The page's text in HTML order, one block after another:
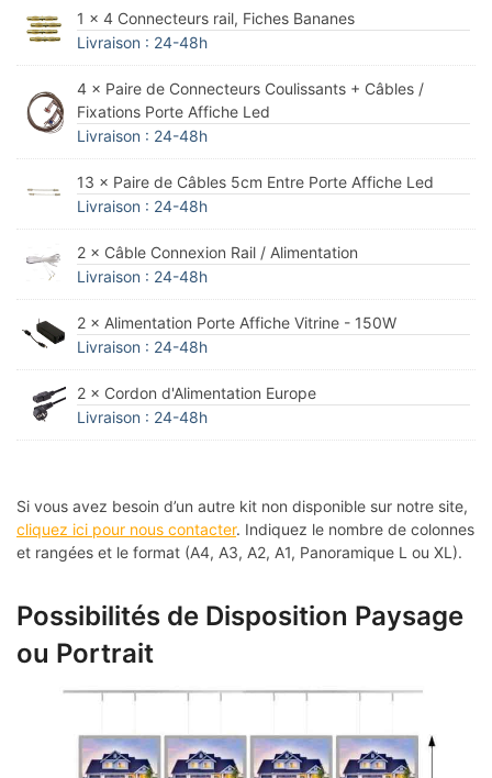
1 × 4 Connecteurs rail, Fiches Bananes
Livraison : 24-48h
4 × Paire de Connecteurs Coulissants + Câbles /
Fixations Porte Affiche Led
Livraison : 24-48h
13 × Paire de Câbles 5cm Entre Porte Affiche Led
Livraison : 24-48h
2 × Câble Connexion Rail / Alimentation
Livraison : 24-48h
2 × Alimentation Porte Affiche Vitrine - 150W
Livraison : 24-48h
2 × Cordon d'Alimentation Europe
Livraison : 24-48h
Si vous avez besoin d’un autre kit non disponible sur notre site,
cliquez ici pour nous contacter. Indiquez le nombre de colonnes
et rangées et le format (A4, A3, A2, A1, Panoramique L ou XL).
Possibilités de Disposition Paysage
ou Portrait